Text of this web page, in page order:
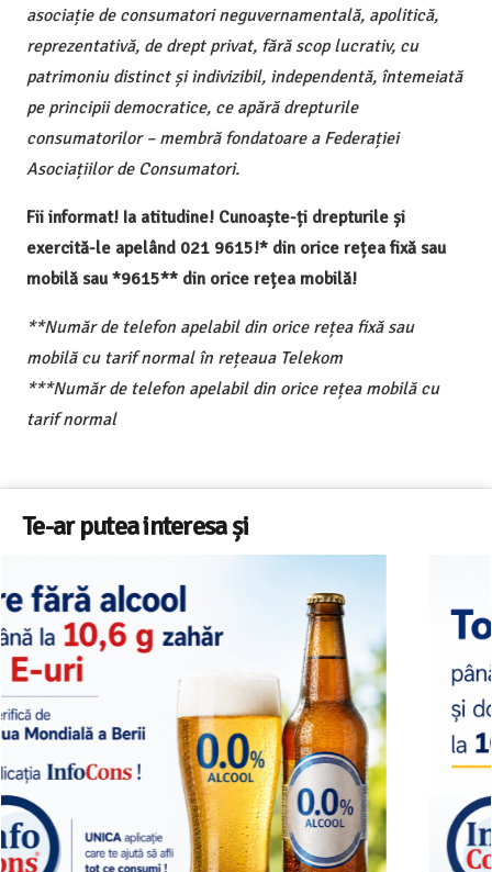
asociație de consumatori neguvernamentală, apolitică,
reprezentativă, de drept privat, fără scop lucrativ, cu
patrimoniu distinct și indivizibil, independentă, întemeiată
pe principii democratice, ce apără drepturile
consumatorilor – membră fondatoare a Federației
Asociațiilor de Consumatori.
Fii informat! Ia atitudine! Cunoaște-ți drepturile și
exercită-le apelând 021 9615!* din orice rețea fixă sau
mobilă sau *9615** din orice rețea mobilă!
**Număr de telefon apelabil din orice rețea fixă sau
mobilă cu tarif normal în rețeaua Telekom
***Număr de telefon apelabil din orice rețea mobilă cu
tarif normal
Te-ar putea interesa și